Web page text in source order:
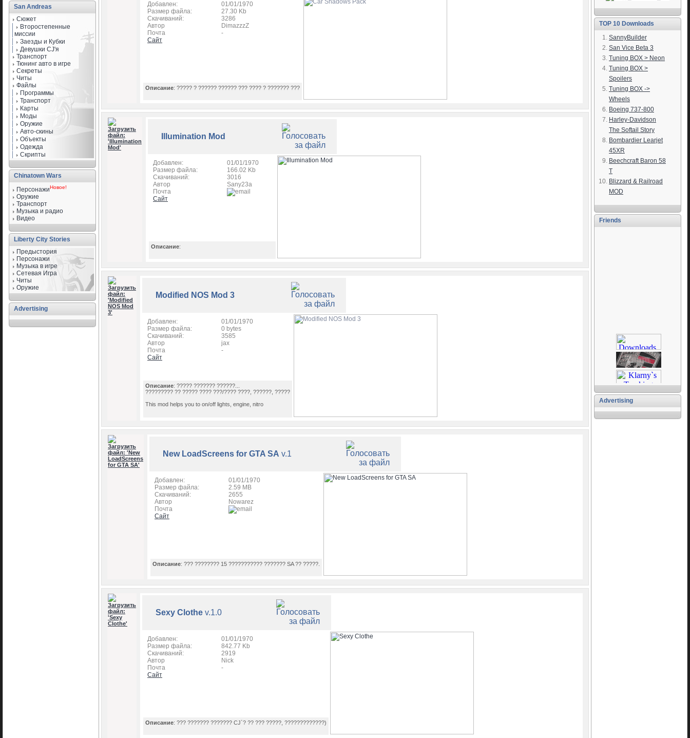
San Andreas
Сюжет
Второстепенные
миссии
Заезды и Кубки
Девушки CJ'я
Транспорт
Тюнинг авто в игре
Секреты
Читы
Файлы
Программы
Транспорт
Карты
Моды
Оружие
Авто-скины
Объекты
Одежда
Скрипты
Chinatown Wars
ПерсонажиНовое!
Оружие
Транспорт
Музыка и радио
Видео
Liberty City Stories
Предыстория
Персонажи
Музыка в игре
Сетевая Игра
Читы
Оружие
Advertising
Добавлен:
Размер файла:
Скачиваний:
Автор
Почта
Сайт
01/01/1970
27.30 Kb
3286
DimazzzZ
-
Описание: ????? ? ?????? ?????? ??? ???? ? ??????? ???
Illumination Mod
Добавлен:
Размер файла:
Скачиваний:
Автор
Почта
Сайт
01/01/1970
166.02 Kb
3016
Sany23a
Описание:
Modified NOS Mod 3
Добавлен:
Размер файла:
Скачиваний:
Автор
Почта
Сайт
01/01/1970
0 bytes
3585
jax
-
Описание: ????? ??????? ??????...
????????? ?? ????? ???? ???/???? ????, ??????, ?????
This mod helps you to on/off lights, engine, nitro
New LoadScreens for GTA SA v.1
Добавлен:
Размер файла:
Скачиваний:
Автор
Почта
Сайт
01/01/1970
2.59 MB
2655
Nowarez
Описание: ??? ???????? 15 ??????????? ??????? SA ?? ?????.
Sexy Clothe v.1.0
Добавлен:
Размер файла:
Скачиваний:
Автор
Почта
Сайт
01/01/1970
842.77 Kb
2919
Nick
-
Описание: ??? ??????? ??????? CJ`? ?? ??? ?????, ?????????????)
TOP 10 Downloads
SannyBuilder
San Vice Beta 3
Tuning BOX > Neon
Tuning BOX >
Spoilers
Tuning BOX ->
Wheels
Boeing 737-800
Harley-Davidson
The Softail Story
Bombardier Learjet
45XR
Beechcraft Baron 58
T
Blizzard & Railroad
MOD
Friends
Advertising